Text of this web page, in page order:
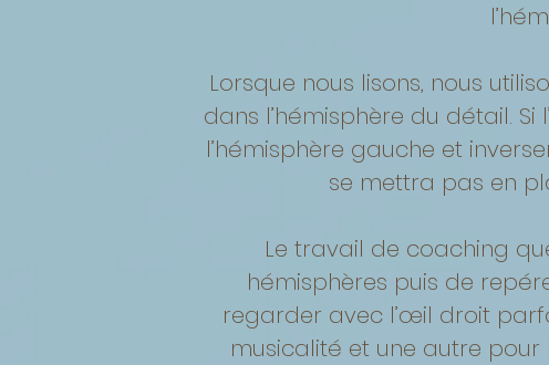
Lorsque nous lisons, nous
dans l’hémisphère du détail.
l’hémisphère gauche et
se mettra pas en
Le travail de coaching
hémisphères puis de
regarder avec l’œil droit
musicalité et une autre pour